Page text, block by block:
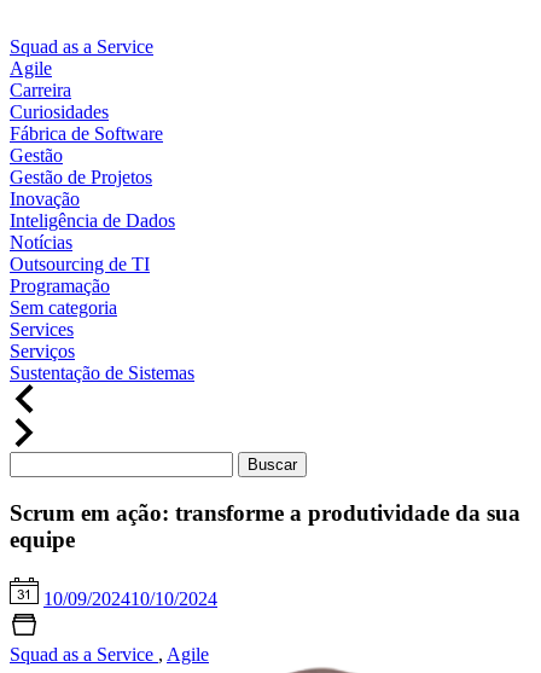
Squad as a Service
Agile
Carreira
Curiosidades
Fábrica de Software
Gestão
Gestão de Projetos
Inovação
Inteligência de Dados
Notícias
Outsourcing de TI
Programação
Sem categoria
Services
Serviços
Sustentação de Sistemas
Scrum em ação: transforme a produtividade da sua
equipe
10/09/202410/10/2024
Squad as a Service , Agile